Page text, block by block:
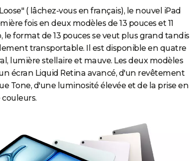
( lâchez-vous en français), le nouvel iPad
fois en deux modèles de 13 pouces et 11
le format de 13 pouces se veut plus grand tandis
transportable. Il est disponible en quatre
lumière stellaire et mauve. Les deux modèles
écran Liquid Retina avancé, d'un revêtement
Tone, d'une luminosité élevée et de la prise en